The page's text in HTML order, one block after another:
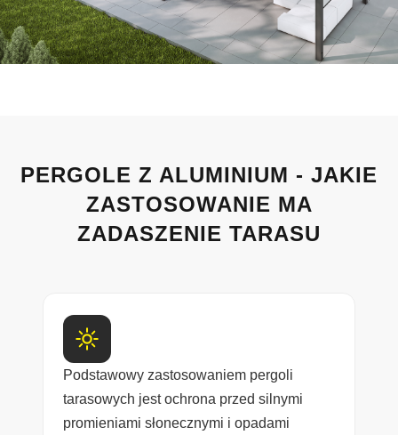
PERGOLE Z ALUMINIUM - JAKIE
ZASTOSOWANIE MA
ZADASZENIE TARASU
Podstawowy zastosowaniem pergoli
tarasowych jest ochrona przed silnymi
promieniami słonecznymi i opadami